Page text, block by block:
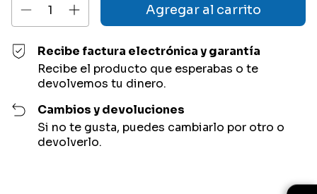
Recibe factura electrónica y garantía
Recibe el producto que esperabas o te
devolvemos tu dinero.
Cambios y devoluciones
Si no te gusta, puedes cambiarlo por otro o
devolverlo.